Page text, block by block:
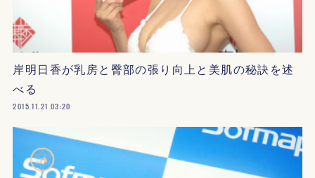
岸明日香が乳房と臀部の張り向上と美肌の秘訣を述
べる
2015.11.21 03:20